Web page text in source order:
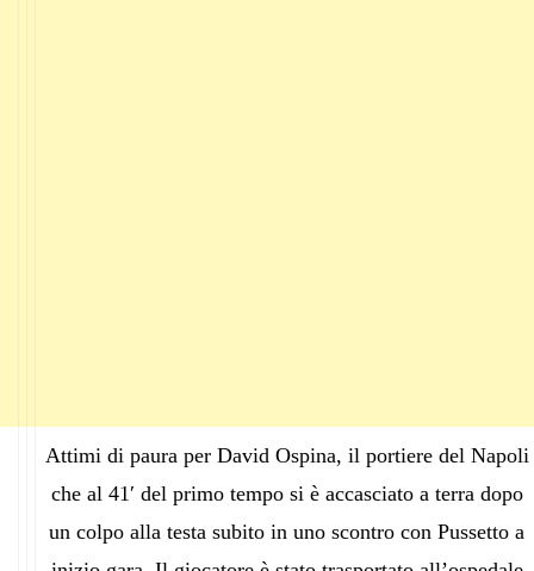
Attimi di paura per David Ospina, il portiere del Napoli
che al 41′ del primo tempo si è accasciato a terra dopo
un colpo alla testa subito in uno scontro con Pussetto a